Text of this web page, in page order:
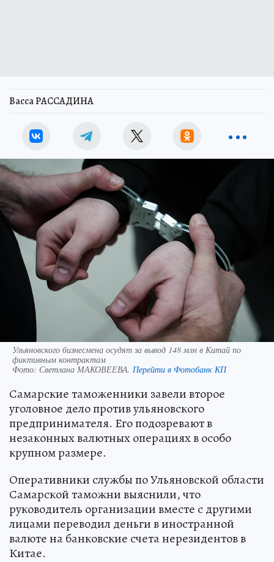
Васса РАССАДИНА
Ульяновского бизнесмена осудят за вывод 148 млн в Китай по
фиктивным контрактам
Фото: Светлана МАКОВЕЕВА. Перейти в Фотобанк КП
Самарские таможенники завели второе
уголовное дело против ульяновского
предпринимателя. Его подозревают в
незаконных валютных операциях в особо
крупном размере.
Оперативники службы по Ульяновской области
Самарской таможни выяснили, что
руководитель организации вместе с другими
лицами переводил деньги в иностранной
валюте на банковские счета нерезидентов в
Китае.